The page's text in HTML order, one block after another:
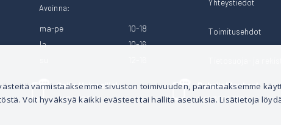
Avoinna:
ma-pe
10-18
la
10-16
Yhteystiedot
Toimitusehdot
Soita Heinosille!
040 528 1124
Puhelintilaukset
044 3001 399
varmistaaksemme sivuston toimivuuden, parantaaksemme
Voit hyväksyä kaikki evästeet tai hallita asetuksia. Lisätietoja